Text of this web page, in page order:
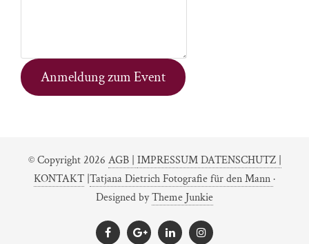
Anmeldung zum Event
© Copyright 2026 AGB | IMPRESSUM DATENSCHUTZ |
KONTAKT Tatjana Dietrich Fotografie für den Mann ·
Designed byTheme Junkie